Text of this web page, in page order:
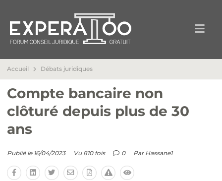
Accueil Débats juridiques
Compte bancaire non
clôturé depuis plus de 30
ans
Publié le 16/04/2023 Vu 810 fois 0 Par Hassane1